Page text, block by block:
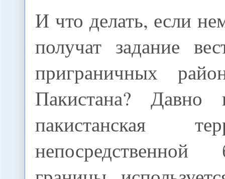
И что делать, если
получат задание
приграничных
Пакистана? Давно
пакистанская